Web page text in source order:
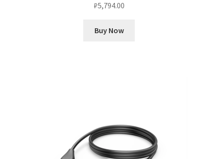
₽5,794.00
Buy Now